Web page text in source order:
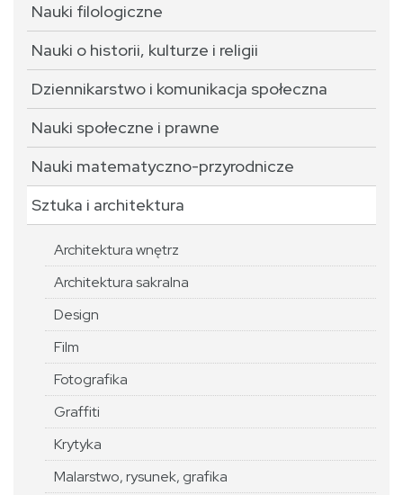
Nauki filologiczne
Nauki o historii, kulturze i religii
Dziennikarstwo i komunikacja społeczna
Nauki społeczne i prawne
Nauki matematyczno-przyrodnicze
Sztuka i architektura
Architektura wnętrz
Architektura sakralna
Design
Film
Fotografika
Graffiti
Krytyka
Malarstwo, rysunek, grafika